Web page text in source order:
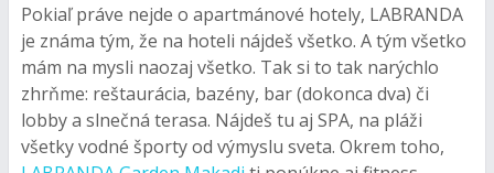
Pokiaľ práve nejde o apartmánové hotely, LABRANDA
je známa tým, že na hoteli nájdeš všetko. A tým všetko
mám na mysli naozaj všetko. Tak si to tak narýchlo
zhrňme: reštaurácia, bazény, bar (dokonca dva) či
lobby a slnečná terasa. Nájdeš tu aj SPA, na pláži
všetky vodné športy od výmyslu sveta. Okrem toho,